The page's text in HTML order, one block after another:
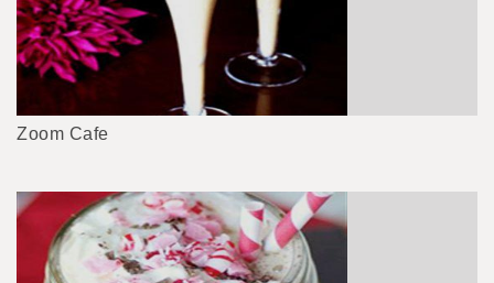
Zoom Cafe